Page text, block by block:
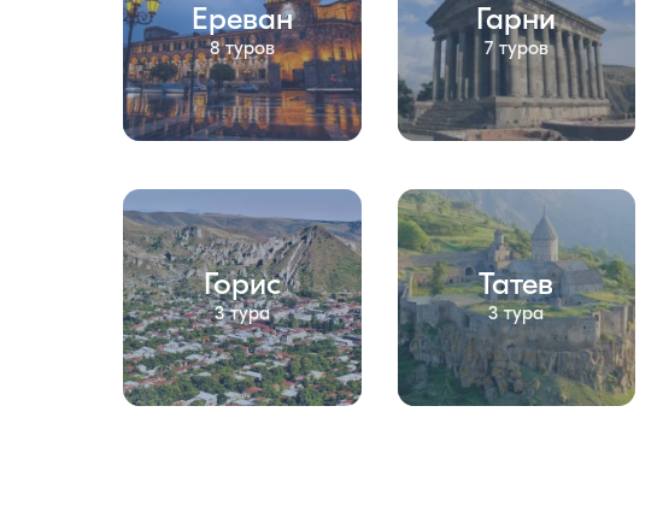
Ереван
8 туров
Гарни
7 туров
Горис
3 тура
Татев
3 тура